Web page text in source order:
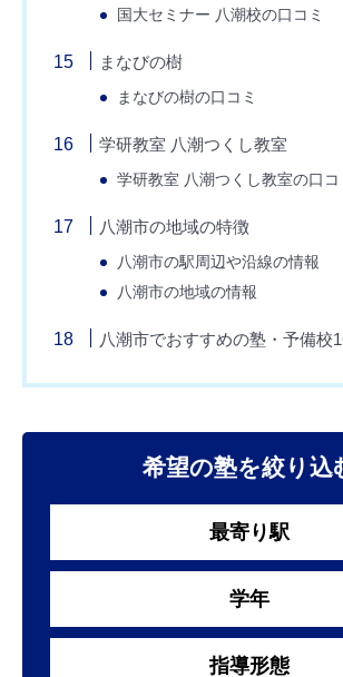
国大セミナー 八潮校の口コミ
まなびの樹
まなびの樹の口コミ
学研教室 八潮つくし教室
学研教室 八潮つくし教室の口コ
八潮市の地域の特徴
八潮市の駅周辺や沿線の情報
八潮市の地域の情報
八潮市でおすすめの塾・予備校
希望の塾を絞り込
最寄り駅
学年
指導形態